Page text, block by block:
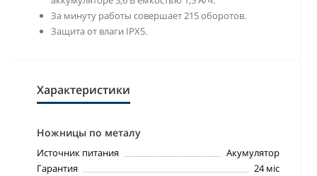
За минуту работы совершает 215 оборотов.
Защита от влаги IPX5.
Характеристики
Ножницы по металу
Источник питания
Акумулятор
Гарантия
24 міс